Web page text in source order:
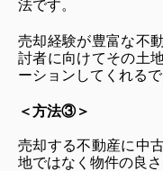
法です。
売却経験が豊富な不
討者に向けてその土
ーションしてくれるで
＜方法③＞
売却する不動産に中
地ではなく物件の良